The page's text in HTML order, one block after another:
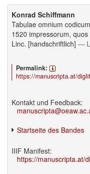
Konrad Schiffmann
Tabulae omnium
1520 impressorum,
Linc. [handschriftlich] —
Permalink:
https://manuscripta.at/
Kontakt und Feedback:
Startseite des Bandes
IIIF Manifest:
https://manuscripta.at/